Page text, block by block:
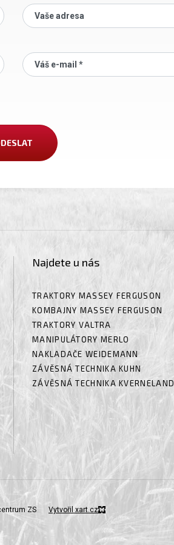
Vaše adresa
Váš e-mail *
Najdete u nás
TRAKTORY MASSEY FERGUSON
KOMBAJNY MASSEY FERGUSON
TRAKTORY VALTRA
MANIPULÁTORY MERLO
NAKLADAČE WEIDEMANN
ZÁVĚSNÁ TECHNIKA KUHN
ZÁVĚSNÁ TECHNIKA KVERNELAND
ZS Vytvořil xart.cz